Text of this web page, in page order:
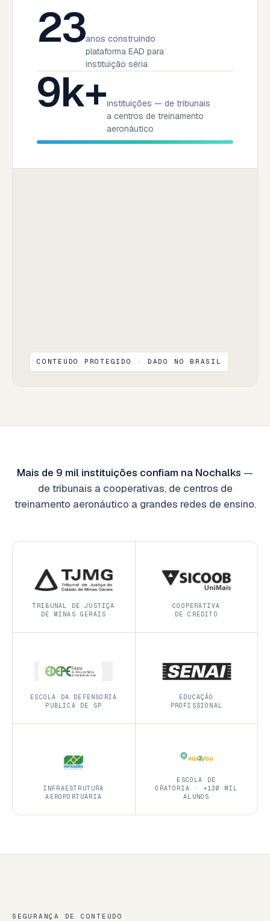
23anos construindo
plataforma EAD para
instituição séria
9k+instituições — de tribunais
a centros de treinamento
aeronáutico
CONTEÚDO PROTEGIDO · DADO NO BRASIL
Mais de 9 mil instituições confiam na Nochalks —
de tribunais a cooperativas, de centros de
treinamento aeronáutico a grandes redes de ensino.
TRIBUNAL DE JUSTIÇA
DE MINAS GERAIS
COOPERATIVA
DE CRÉDITO
ESCOLA DA DEFENSORIA
PÚBLICA DE SP
EDUCAÇÃO
PROFISSIONAL
INFRAESTRUTURA
AEROPORTUÁRIA
ESCOLA DE
ORATÓRIA · +130 MIL
ALUNOS
SEGURANÇA DE CONTEÚDO